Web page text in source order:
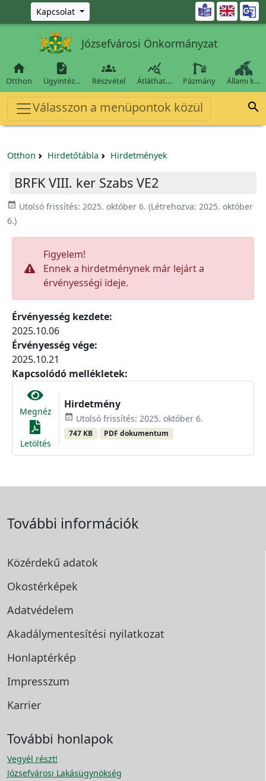
Ugrás a fő tartalomra
Kapcsolat 
Józsefvárosi Önkormányzat

Otthon

Ügyintéz…

Részvétel

Átláthat… Pázmány Állami k…
Válasszon a menüpontok közül 
Otthon Hirdetőtábla Hirdetmények
BRFK VIII. ker Szabs VE2
event_available Utolsó frissítés: 2025. október 6. (Létrehozva: 2025. október
6.)
Figyelem!
Ennek a hirdetménynek már lejárt a
érvényességi ideje.
Érvényesség kezdete:
2025.10.06
Érvényesség vége:
2025.10.21
Kapcsolódó mellékletek:
Megnéz
Letöltés
Hirdetmény
event_available Utolsó frissítés: 2025. október 6.
747 KB PDF dokumentum
További információk
Közérdekű adatok
Okostérképek
Adatvédelem
Akadálymentesítési nyilatkozat
Honlaptérkép
Impresszum
Karrier
További honlapok
Vegyél részt!
Józsefvárosi Lakásügynökség